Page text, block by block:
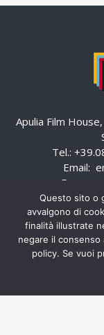
Apulia Film
Tel.:
Email:
Pec:
Questo sito o
avvalgono di
finalità illustrate
negare il
policy. Se vuoi